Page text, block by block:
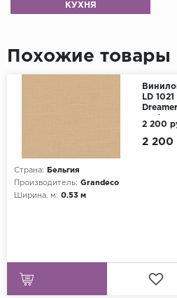
КУХНЯ
Похожие товары
LD
Страна:
Бельгия
Производитель: Grandeco
Ширина, м: 0.53 м
2 200
2 200